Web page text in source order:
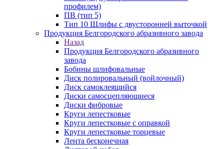
профилем)
ПВ (тип 5)
Тип 10 Шлифы с двусторонней выточкой
Продукция Белгородского абразивного завода
Назад
Продукция Белгородского абразивного
завода
Бобины шлифовальные
Диск полировальный (войлочный)
Диск самоклеящийся
Диски самосцепляющиеся
Диски фибровые
Круги лепестковые
Круги лепестковые с оправкой
Круги лепестковые торцевые
Лента бесконечная